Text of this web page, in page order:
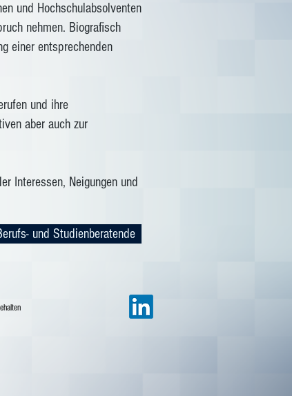
und Hochschulabsolventen
nehmen. Biografisch
einer entsprechenden
und ihre
aber auch zur
Interessen, Neigungen und
und Studienberatende